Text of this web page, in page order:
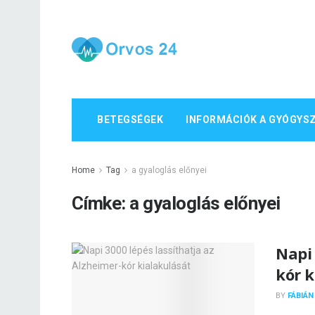
BETEGSÉGEK INFORMÁCIÓK A
Home Tag a gyaloglás előnyei
Címke: a gyaloglás előnyei
kór
BY